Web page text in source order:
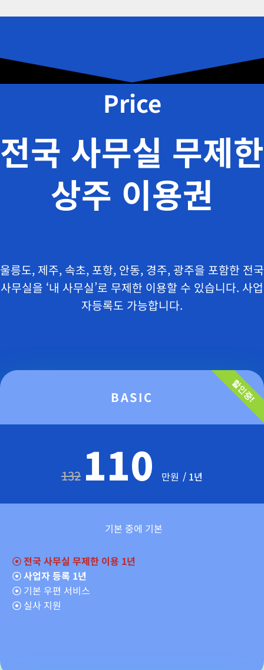
Price
전국 사무실 무제한
상주 이용권
울릉도, 제주, 속초, 포항, 안동, 경주, 광주을 포함한 전국
사무실을 ‘내 사무실’로 무제한 이용할 수 있습니다. 사업
자등록도 가능합니다.
할인중!
BASIC
132 110만원 / 1년
기본 중에 기본
☉전국 사무실 무제한 이용 1년
☉ 사업자 등록 1년
☉ 기본 우편 서비스
☉ 실사 지원